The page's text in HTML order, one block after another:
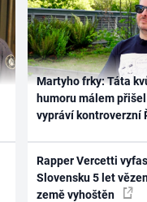
Martyho frky: Táta
humoru málem
vypráví kontroverzní
Rapper Vercetti
Slovensku 5 let
země vyhoštěn